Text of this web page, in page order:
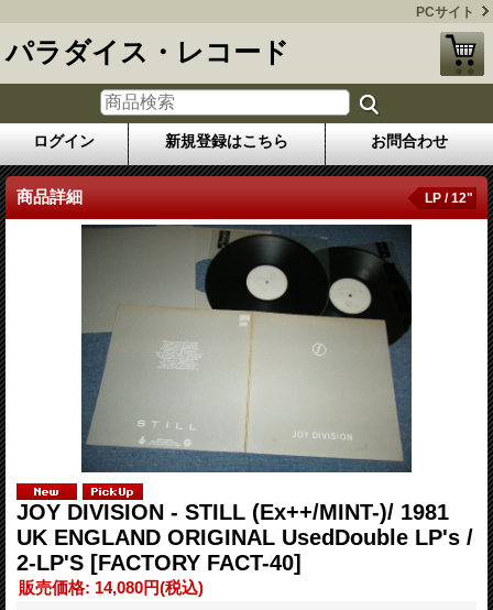
PCサイト
パラダイス・レコード
ログイン 新規登録はこちら お問合わせ
商品詳細 LP / 12"
JOY DIVISION - STILL (Ex++/MINT-)/ 1981
UK ENGLAND ORIGINAL UsedDouble LP's /
2-LP'S [FACTORY FACT-40]
販売価格: 14,080円(税込)